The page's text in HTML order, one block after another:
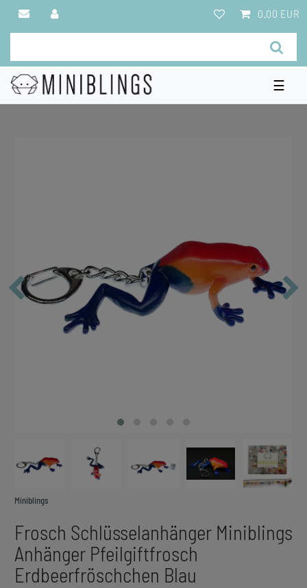
0,00 EUR
☰
Miniblings
Frosch Schlüsselanhänger Miniblings
Anhänger Pfeilgiftfrosch
Erdbeerfröschchen Blau